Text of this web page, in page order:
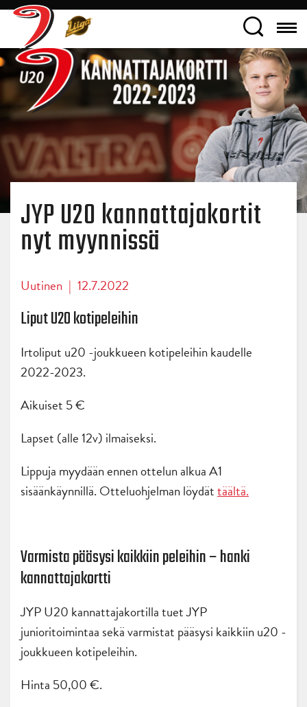
JYP U20 kannattajakortit
nyt myynnissä
Uutinen | 12.7.2022
Liput U20 kotipeleihin
Irtoliput u20 -joukkueen kotipeleihin kaudelle
2022-2023.
Aikuiset 5 €
Lapset (alle 12v) ilmaiseksi.
Lippuja myydään ennen ottelun alkua A1
sisäänkäynnillä. Otteluohjelman löydättäältä.
Varmista pääsysi kaikkiin peleihin – hanki
kannattajakortti
JYP U20 kannattajakortilla tuet JYP
junioritoimintaa sekä varmistat pääsysi kaikkiin u20 -
joukkueen kotipeleihin.
Hinta 50,00 €.